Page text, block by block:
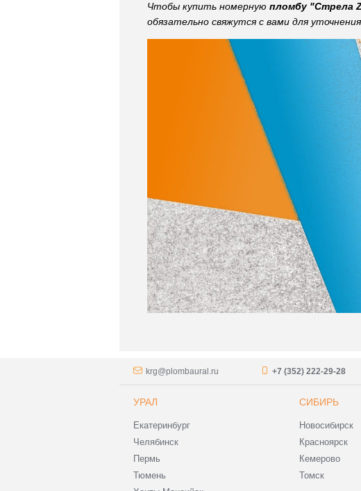
Чтобы купить номерную пломбу "Стрела
обязательно свяжутся с вами для
krg@plombaural.ru +7 (352) 222-29-28
УРАЛ
Екатеринбург
Челябинск
Пермь
Тюмень
СИБИРЬ
Новосибирск
Красноярск
Кемерово
Томск